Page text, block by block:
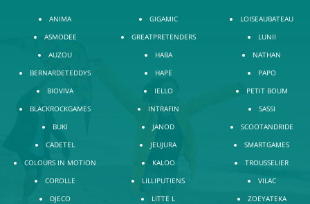
ANIMA
ASMODEE
AUZOU
BERNARDETEDDYS
BIOVIVA
BLACKROCKGAMES
BUKI
CADETEL
COLOURS IN MOTION
COROLLE
DJECO
GIGAMIC
GREATPRETENDERS
HABA
HAPE
IELLO
INTRAFIN
JANOD
JEUJURA
KALOO
LILLIPUTIENS
LITTE L
LOISEAUBATEAU
LUNII
NATHAN
PAPO
PETIT BOUM
SASSI
SCOOTANDRIDE
SMARTGAMES
TROUSSELIER
VILAC
ZOEYATEKA